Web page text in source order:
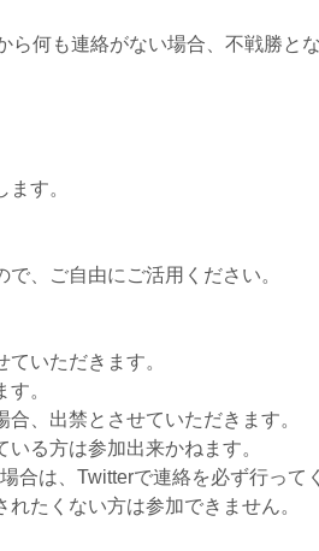
ら何も連絡がない場合、不戦勝と
す。
、ご自由にご活用ください。
いただきます。
。
、出禁とさせていただきます。
いる方は参加出来かねます。
合は、Twitterで連絡を必ず行って
たくない方は参加できません。